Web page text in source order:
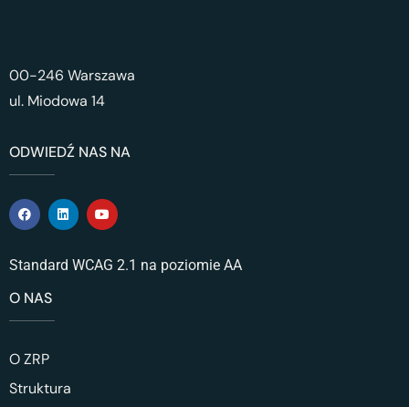
00-246 Warszawa
ul. Miodowa 14
ODWIEDŹ NAS NA
Standard WCAG 2.1 na poziomie AA
O NAS
O ZRP
Struktura